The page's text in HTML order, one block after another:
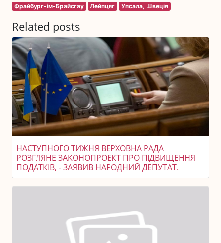
Фрайбург-ім-Брайсгау
Лейпциг Упсала, Швеція
Related posts
НАСТУПНОГО ТИЖНЯ ВЕРХОВНА РАДА
РОЗГЛЯНЕ ЗАКОНОПРОЕКТ ПРО ПІДВИЩЕННЯ
ПОДАТКІВ, - ЗАЯВИВ НАРОДНИЙ ДЕПУТАТ.